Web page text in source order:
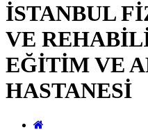
İSTANBUL
VE
EĞİTİM VE
HASTANESİ